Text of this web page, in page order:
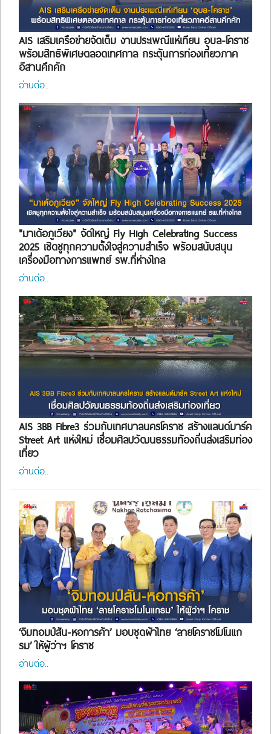
AIS เสริมเครือข่ายจัดเต็ม งานประเพณีแห่เทียน อุบล-โคราช
พร้อมสิทธิพิเศษตลอดเทศกาล กระตุ้นการท่องเที่ยวภาค
อีสานคึกคัก
อ่านต่อ..
"มาเด้อภูเวียง" จัดใหญ่ Fly High Celebrating Success
2025 เชิดชูทุกความตั้งใจสู่ความสำเร็จ พร้อมสนับสนุน
เครื่องมือทางการแพทย์ รพ.ที่ห่างไกล
อ่านต่อ..
AIS 3BB Fibre3 ร่วมกับเทศบาลนครโคราช สร้างแลนด์มาร์ค
Street Art แห่งใหม่ เชื่อมศิลปวัฒนธรรมท้องถิ่นส่งเสริมท่อง
เที่ยว
อ่านต่อ..
‘จิมทอมป์สัน-หอการค้า’ มอบชุดผ้าไทย ‘ลายโคราชโมโนแก
รม’ ให้ผู้ว่าฯ โคราช
อ่านต่อ..